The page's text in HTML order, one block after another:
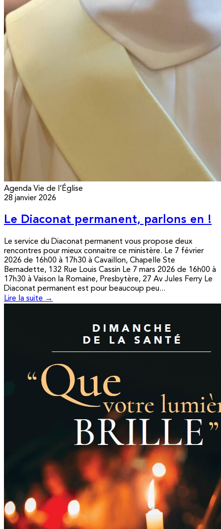
Agenda Vie de l’Église
28 janvier 2026
Le Diaconat permanent, parlons en !
Le service du Diaconat permanent vous propose deux
rencontres pour mieux connaitre ce ministère. Le 7 février
2026 de 16h00 à 17h30 à Cavaillon, Chapelle Ste
Bernadette, 132 Rue Louis Cassin Le 7 mars 2026 de 16h00 à
17h30 à Vaison la Romaine, Presbytère, 27 Av Jules Ferry Le
Diaconat permanent est pour beaucoup peu...
Lire la suite →